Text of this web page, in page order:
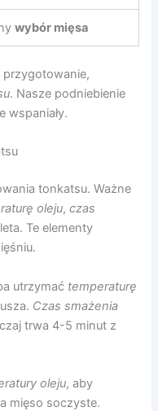
wybór mięsa
przygotowanie,
. Nasze podniebienie
wspaniały.
tonkatsu. Ważne
oleju,czas
Te elementy
utrzymać temperaturę
Czas smażenia
trwa 4-5 minut z
oleju, aby
mięso soczyste.